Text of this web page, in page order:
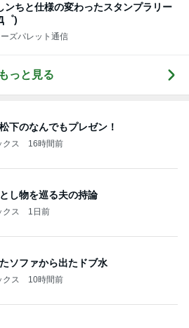
っと見る
クス 16時間前
し物を巡る夫の持論
ス 1日前
ソファから出たドブ水
ス 10時間前